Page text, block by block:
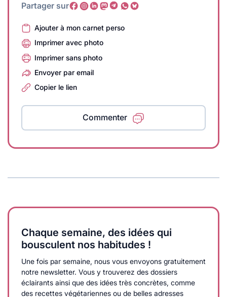
Partager sur
Ajouter à mon carnet perso
Imprimer avec photo
Imprimer sans photo
Envoyer par email
Copier le lien
Commenter
Chaque semaine, des idées qui
bousculent nos habitudes !
Une fois par semaine, nous vous envoyons gratuitement
notre newsletter. Vous y trouverez des dossiers
éclairants ainsi que des idées très concrètes, comme
des recettes végétariennes ou de belles adresses